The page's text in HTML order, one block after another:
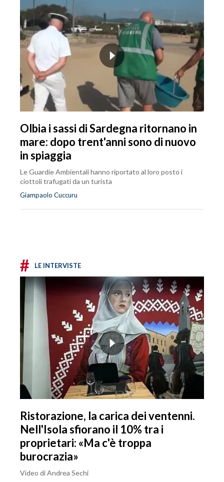
Olbia i sassi di Sardegna ritornano in
mare: dopo trent'anni sono di nuovo
in spiaggia
Le Guardie Ambientali hanno riportato al loro posto i
ciottoli trafugati da un turista
Giampaolo Cuccuru
# LE INTERVISTE
Ristorazione, la carica dei ventenni.
Nell'Isola sfiorano il 10% tra i
proprietari: «Ma c'è troppa
burocrazia»
Video di Andrea Sechi